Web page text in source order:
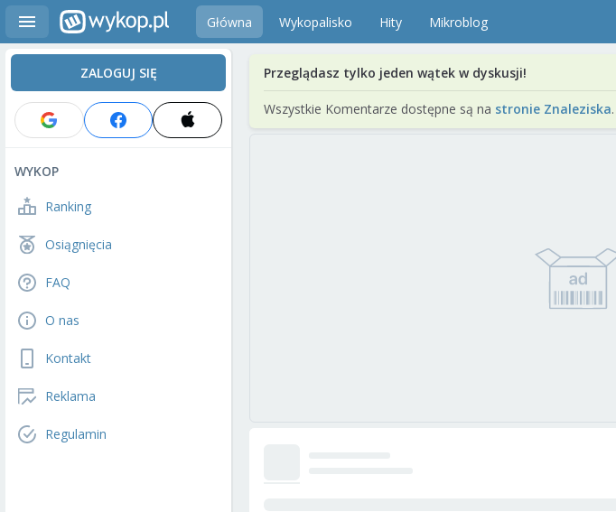
Główna Wykopalisko Hity Mikroblog
ZALOGUJ SIĘ
WYKOP
Ranking
Osiągnięcia
FAQ
O nas
Kontakt
Reklama
Regulamin
Przeglądasz tylko jeden wątek w dyskusji!
Wszystkie Komentarze dostępne są na stronie Znaleziska.